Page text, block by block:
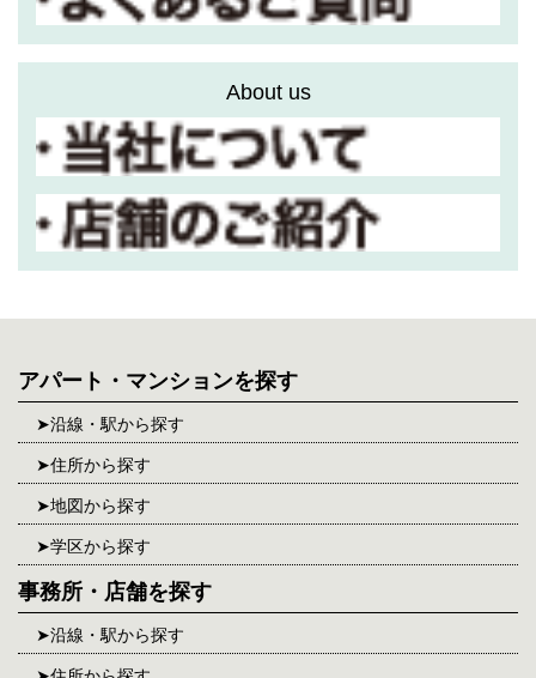
About us
アパート・マンションを探す
沿線・駅から探す
住所から探す
地図から探す
学区から探す
事務所・店舗を探す
沿線・駅から探す